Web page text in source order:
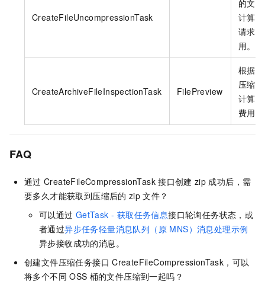
CreateFileUncompressionTask
的文
计算
请求
用。
CreateArchiveFileInspectionTask FilePreview
根据
压缩
计算
费用。
FAQ
通过 CreateFileCompressionTask 接口创建 zip 成功后，需
要多久才能获取到压缩后的 zip 文件？
可以通过 GetTask - 获取任务信息接口轮询任务状态，或
者通过异步任务轻量消息队列（原 MNS）消息处理示例
异步接收成功的消息。
创建文件压缩任务接口 CreateFileCompressionTask，可以
将多个不同 OSS 桶的文件压缩到一起吗？